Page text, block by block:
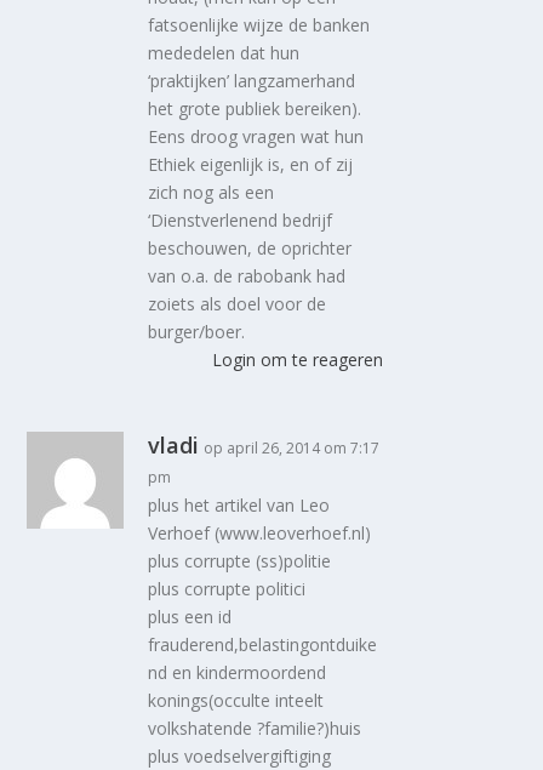
fatsoenlijke wijze de banken
mededelen dat hun
‘praktijken’ langzamerhand
het grote publiek bereiken).
Eens droog vragen wat hun
Ethiek eigenlijk is, en of zij
zich nog als een
‘Dienstverlenend bedrijf
beschouwen, de oprichter
van o.a. de rabobank had
zoiets als doel voor de
burger/boer.
Login om te reageren
vladi op april 26, 2014 om 7:17
pm
plus het artikel van Leo
Verhoef (www.leoverhoef.nl)
plus corrupte (ss)politie
plus corrupte politici
plus een id
frauderend,belastingontduike
nd en kindermoordend
konings(occulte inteelt
volkshatende ?familie?)huis
plus voedselvergiftiging